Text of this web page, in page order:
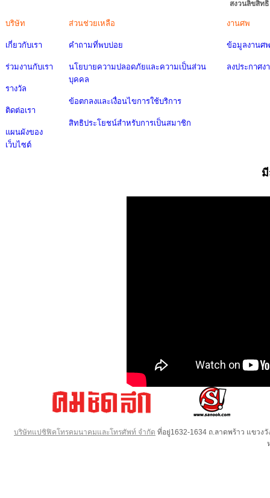
สงวนลิขสิท
บริษัท
เกี่ยวกับเรา
ร่วมงานกับเรา
รางวัล
ติดต่อเรา
แผนผังของ
เว็บไซต์
ส่วนช่วยเหลือ
คำถามที่พบบ่อย
นโยบายความปลอดภัยและความเป็นส่วน
บุคคล
ข้อตกลงและเงื่อนไขการใช้บริการ
สิทธิประโยชน์สำหรับการเป็นสมาชิก
งานศพ
ข้อมูลงานศพ
ลงประกาศง
บริษัทแปซิฟิคโทรคมนาคมและโทรศัพท์ จำกัด ที่อยู่1632-1634 ถ.ลาดพร้าว แขวง